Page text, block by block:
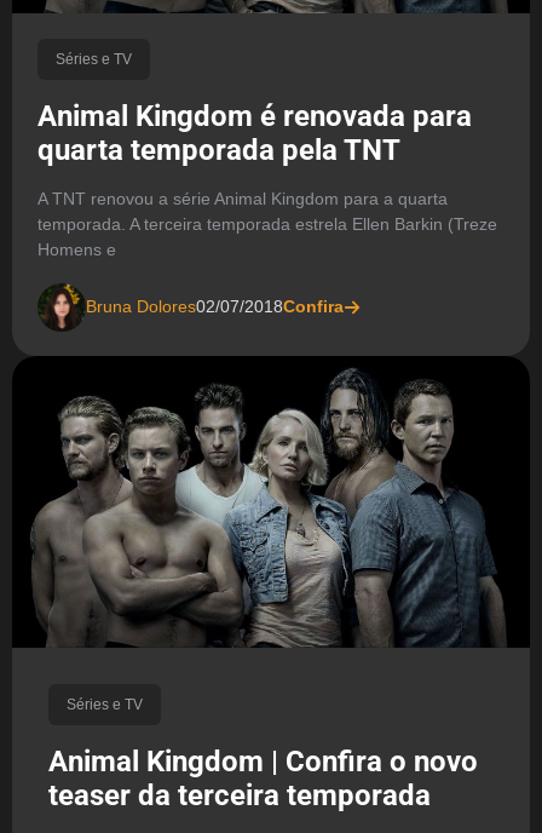
Séries e TV
Animal Kingdom é renovada para
quarta temporada pela TNT
A TNT renovou a série Animal Kingdom para a quarta
temporada. A terceira temporada estrela Ellen Barkin (Treze
Homens e
Bruna Dolores02/07/2018Confira
Séries e TV
Animal Kingdom | Confira o novo
teaser da terceira temporada